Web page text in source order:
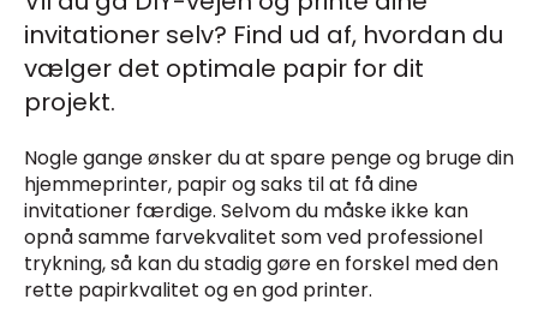
invitationer selv? Find ud af, hvordan du
vælger det optimale papir for dit
projekt.
Nogle gange ønsker du at spare penge og bruge din
hjemmeprinter, papir og saks til at få dine
invitationer færdige. Selvom du måske ikke kan
opnå samme farvekvalitet som ved professionel
trykning, så kan du stadig gøre en forskel med den
rette papirkvalitet og en god printer.